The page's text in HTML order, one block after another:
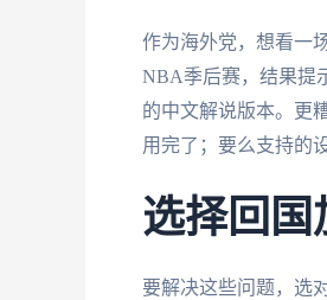
作为海外党，想看一
NBA季后赛，结果提
的中文解说版本。更
用完了；要么支持的
选择回国
要解决这些问题，选